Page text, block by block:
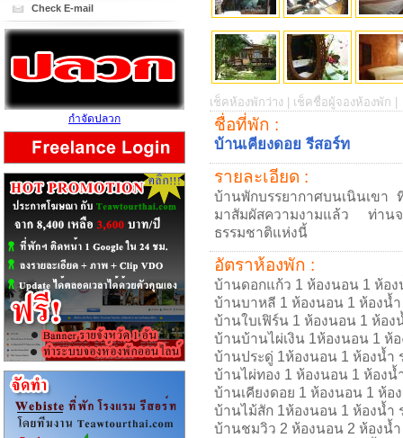
เช็คห้องพักว่าง | เช็คชื่อผู้จองห้องพัก |
ชื่อที่พัก :
บ้านเคียงดอย รีสอร์ท
รายละเอียด :
บ้านพักบรรยากาศบนเนินเขา
มาสัมผัสความงามแล้ว ท่านจ
ธรรมชาติแห่งนี้
อัตราห้องพัก :
บ้านดอกแก้ว 1 ห้องนอน 1 ห้อง
บ้านบาหลี 1 ห้องนอน 1 ห้องน้ำ
บ้านใบเฟิร์น 1 ห้องนอน 1 ห้อง
บ้านบ้านไผ่เงิน 1ห้องนอน 1 ห้
บ้านประดู่ 1ห้องนอน 1 ห้องน้ำ
บ้านไผ่ทอง 1 ห้องนอน 1 ห้องน้
บ้านเคียงดอย 1 ห้องนอน 1 ห้อ
บ้านไม้สัก 1ห้องนอน 1 ห้องน้ำ
บ้านชมวิว 2 ห้องนอน 2 ห้องน้ำ
Check E-mail
กำจัดปลวก